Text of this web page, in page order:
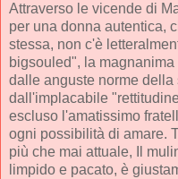
Attraverso le vicende di
per una donna autentica,
stessa, non c'è
bigsouled", la
dalle anguste norme della
dall'implacabile
escluso l'amatissimo
ogni possibilità di amare.
più che mai attuale, Il
limpido e pacato, è